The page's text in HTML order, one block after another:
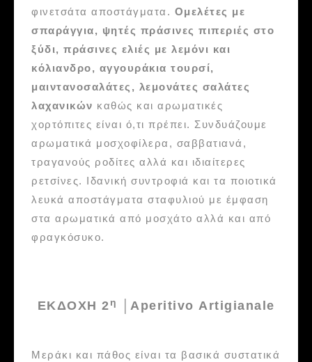
φινετσάτα αποστάγματα. Ομελέτες με
σπαράγγια, ψητές πράσινες πιπεριές στο
ξύδι, πράσινες ελιές με λεμόνι και
κόλιανδρο, αγγουράκια τουρσί,
μαιντανοσαλάτες, λεμονάτες σαλάτες
λαχανικών καθώς και αρωματικές
χορτόπιτες είναι ό,τι πρέπει. Συνδυάζουμε
αρωματικά μοσχοφίλερα, σαββατιανά,
τραγανούς ροδίτες αλλά και ιδιαίτερες
ρετσίνες. Ιδανική συντροφιά και τα ποιοτικά
λευκά αποστάγματα σταφυλιού με έμφαση
στα αρωματικά από μοσχάτο αλλά και από
φραγκόσυκο.
ΕΚΔΟΧΗ 2 η │Αperitivo Artigianale
Μεράκι και πάθος είναι τα βασικά συστατικά